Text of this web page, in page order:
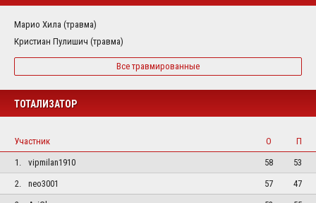
Марио Хила (травма)
Кристиан Пулишич (травма)
Все травмированные
ТОТАЛИЗАТОР
Участник О
П
1.
vipmilan1910 58
53
2.
neo3001 57
47